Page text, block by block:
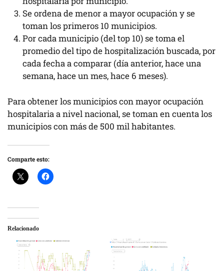
Se ordena de menor a mayor ocupación y se
toman los primeros 10 municipios.
Por cada municipio (del top 10) se toma el
promedio del tipo de hospitalización buscada, por
cada fecha a comparar (día anterior, hace una
semana, hace un mes, hace 6 meses).
Para obtener los municipios con mayor ocupación
hospitalaria a nivel nacional, se toman en cuenta los
municipios con más de 500 mil habitantes.
Comparte esto:
Relacionado